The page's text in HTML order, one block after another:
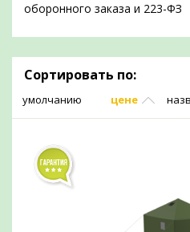
оборонного заказа и 223-ФЗ
Сортировать по:
умолчанию цене